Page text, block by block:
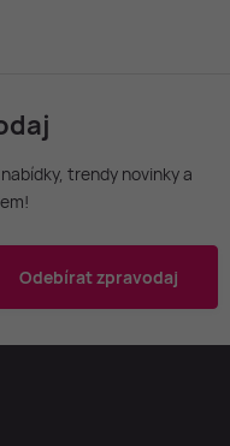
trendy novinky a
Odebírat zpravodaj